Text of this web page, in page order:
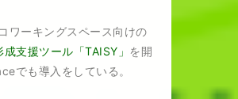
ワーキングスペース向けの
支援ツール「TAISY」 を開
でも導入をしている。